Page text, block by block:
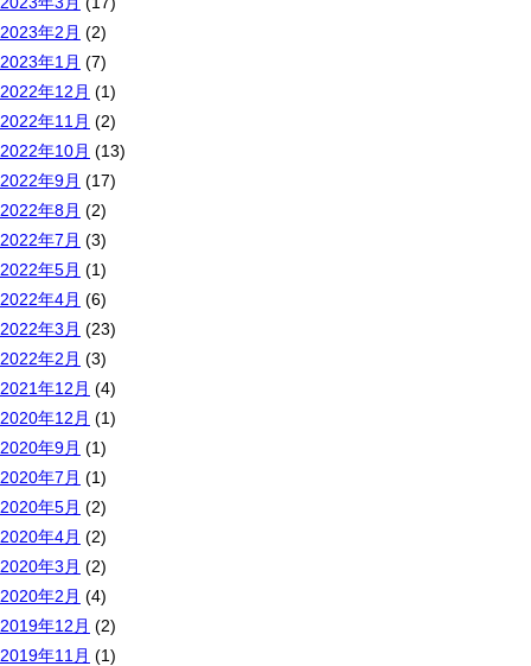
2023年2月 (2)
2023年1月 (7)
2022年12月 (1)
2022年11月 (2)
2022年10月 (13)
2022年9月 (17)
2022年8月 (2)
2022年7月 (3)
2022年5月 (1)
2022年4月 (6)
2022年3月 (23)
2022年2月 (3)
2021年12月 (4)
2020年12月 (1)
2020年9月 (1)
2020年7月 (1)
2020年5月 (2)
2020年4月 (2)
2020年3月 (2)
2020年2月 (4)
2019年12月 (2)
2019年11月 (1)